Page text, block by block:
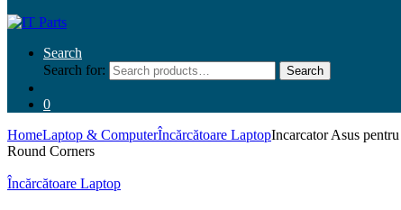
Search
Search for:
Search
0
HomeLaptop & ComputerÎncărcătoare LaptopIncarcator Asus
Round Corners
Încărcătoare Laptop